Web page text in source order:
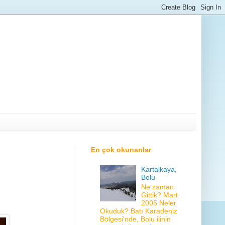
En çok okunanlar
Kartalkaya,
Bolu
Ne zaman
Gittik? Mart
2005 Neler
Okuduk? Batı Karadeniz
Bölgesi'nde, Bolu ilinin